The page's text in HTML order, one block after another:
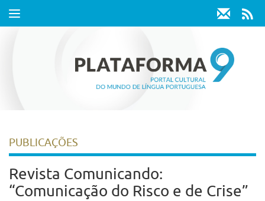
Toggle
PUBLICAÇÕES
Revista Comunicando:
“Comunicação do Risco e de Crise”